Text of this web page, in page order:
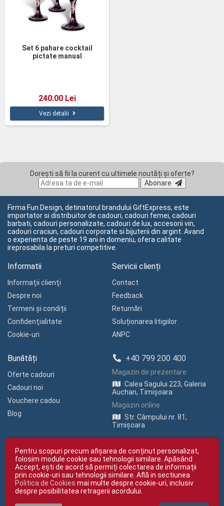
Set 6 pahare cocktail
pictate manual
240.00 Lei
Vezi detalii
Dorești să fii la curent cu ultimele noutăți și oferte?
Abonare
Firma Fun Design, detinatorul brandului GiftExpress, este
importator si distribuitor de cadouri, cadouri femei, cadouri
barbati, cadouri personalizate, cadouri de lux, accesorii vin,
cadouri craciun, cadouri corporate si bijuterii din argint. Avand
o experienta de peste 19 ani in domeniu, ofera calitate
ireprosabila la preturi competitive.
Informatii
Informaţii clienţi
Despre noi
Termeni și condiții
Confidenţialitate
Cookie-uri
Servicii clienți
Contact
Feedback
Returnări
Soluționarea litigiilor
ANPC
Bunătăți
Oferte cadouri
Cadouri noi
Vouchere cadou
Blog
+40 799 200 400
Magazin de prezentare
Calea Sagului 223, Galeria
Auchan, Timișoara
Magazin online
Str. Câmpului nr. 81,
Timișoara
Copyright © giftexpress.ro | Toate drepturile rezervate
giftexpress.ro aparține de Fun Design SRL (CUI RO 15651694, Nr. Reg. Com.
Pentru scopuri precum afișarea de conținut personalizat,
folosim module cookie sau tehnologii similare. Apăsând
Accept, ești de acord să permiți colectarea de informații
prin cookie-uri sau tehnologii similare. Află in sectiunea
Politica de Cookies mai multe despre cookie-uri, inclusiv
despre posibilitatea retragerii acordului.